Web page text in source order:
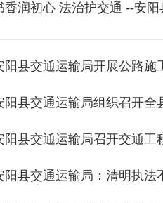
香润初心 法治护交通 --安
阳县交通运输局开展公路施
阳县交通运输局组织召开全
阳县交通运输局召开交通工
阳县交通运输局：清明执法